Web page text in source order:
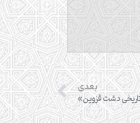
بعدی
دشت قزوین»